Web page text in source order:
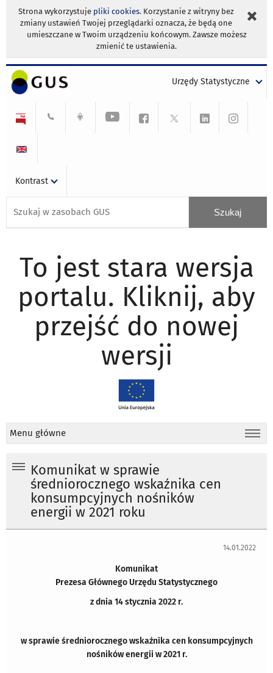
Strona wykorzystuje pliki cookies. Korzystanie z witryny bez
zmiany ustawień Twojej przeglądarki oznacza, że będą one
umieszczane w Twoim urządzeniu końcowym. Zawsze możesz
zmienić te ustawienia.
Urzędy Statystyczne
Kontrast
To jest stara wersja
portalu. Kliknij, aby
przejść do nowej
wersji
Menu główne
Komunikat w sprawie
średniorocznego wskaźnika cen
konsumpcyjnych nośników
energii w 2021 roku
14.01.2022
Komunikat
Prezesa Głównego Urzędu Statystycznego
z dnia 14 stycznia 2022 r.
w sprawie średniorocznego wskaźnika cen konsumpcyjnych
nośników energii w 2021 r.